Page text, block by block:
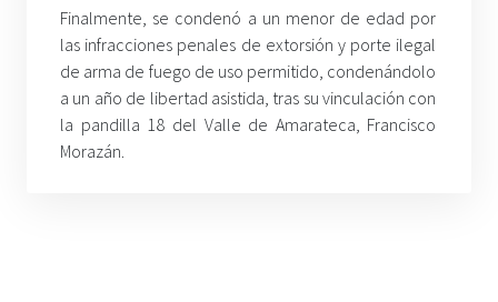
Finalmente, se condenó a un menor de edad por
las infracciones penales de extorsión y porte ilegal
de arma de fuego de uso permitido, condenándolo
a un año de libertad asistida, tras su vinculación con
la pandilla 18 del Valle de Amarateca, Francisco
Morazán.